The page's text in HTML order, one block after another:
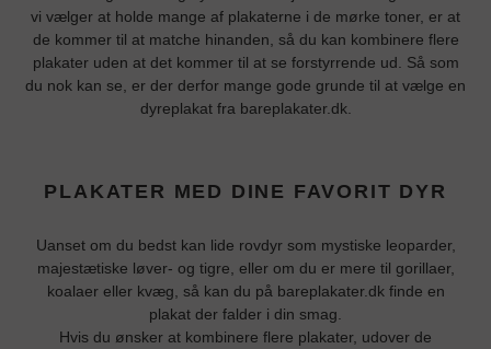
vi vælger at holde mange af plakaterne i de mørke toner, er at
de kommer til at matche hinanden, så du kan kombinere flere
plakater uden at det kommer til at se forstyrrende ud. Så som
du nok kan se, er der derfor mange gode grunde til at vælge en
dyreplakat fra bareplakater.dk.
PLAKATER MED DINE FAVORIT DYR
Uanset om du bedst kan lide rovdyr som mystiske leoparder,
majestætiske løver- og tigre, eller om du er mere til gorillaer,
koalaer eller kvæg, så kan du på bareplakater.dk finde en
plakat der falder i din smag.
Hvis du ønsker at kombinere flere plakater, udover de